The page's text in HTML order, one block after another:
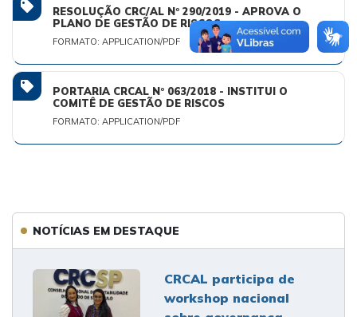
RESOLUÇÃO CRC/AL N° 290/2019 - APROVA O
PLANO DE GESTÃO DE RISCOS
FORMATO: APPLICATION/PDF
PORTARIA CRCAL N° 063/2018 - INSTITUI O
COMITÊ DE GESTÃO DE RISCOS
FORMATO: APPLICATION/PDF
NOTÍCIAS EM DESTAQUE
CRCAL participa de
workshop nacional